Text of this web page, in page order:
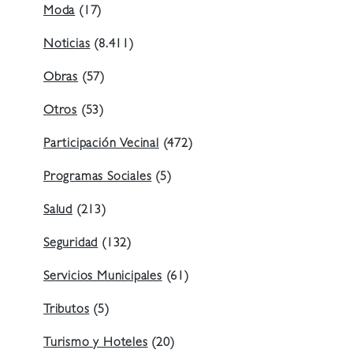
Moda(17)
Noticias(8.411)
Obras (57)
Otros (53)
Participación Vecinal(472)
Programas Sociales(5)
Salud (213)
Seguridad(132)
Servicios Municipales(61)
Tributos(5)
Turismo y Hoteles(20)